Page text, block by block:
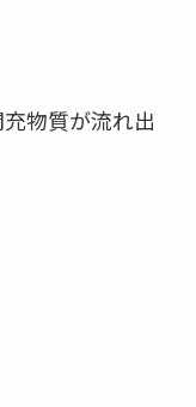
物質が流れ出